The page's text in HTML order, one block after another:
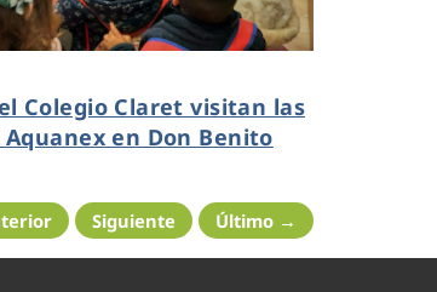
Colegio Claret visitan las
en Don Benito
Siguiente Último →